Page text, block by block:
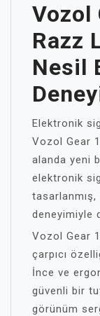
Vozol
Razz
Nesil
Elektronik
Vozol Gear
alanda yeni
elektronik
deneyimiyle
Vozol Gear
çarpıcı
İnce ve
güvenli bir
görünüm